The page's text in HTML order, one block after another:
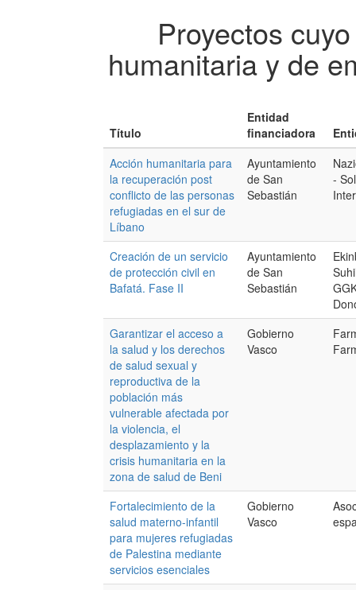
Proyectos
humanitaria y de
Título
Entidad
financiadora
Acción humanitaria para
la recuperación post
conflicto de las personas
refugiadas en el sur de
Líbano
Ayuntamiento
de San
Sebastián
-
Creación de un servicio
de protección civil en
Bafatá. Fase II
Ayuntamiento
de San
Sebastián
Garantizar el acceso a
la salud y los derechos
de salud sexual y
reproductiva de la
población más
vulnerable afectada por
la violencia, el
desplazamiento y la
crisis humanitaria en la
zona de salud de Beni
Gobierno
Vasco
Fortalecimiento de la
salud materno-infantil
para mujeres refugiadas
de Palestina mediante
servicios esenciales
Gobierno
Vasco